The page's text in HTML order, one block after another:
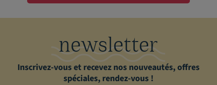
newsletter
Inscrivez-vous et recevez nos nouveautés, offres
spéciales, rendez-vous !